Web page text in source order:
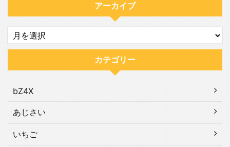
アーカイブ
カテゴリー
bZ4X
あじさい
いちご